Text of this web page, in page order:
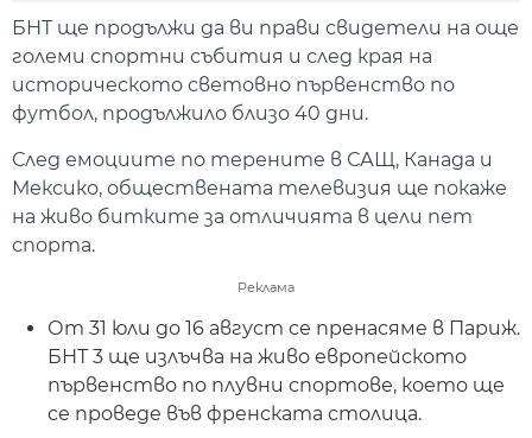
БНТ ще продължи да ви прави свидетели на още
големи спортни събития и след края на
историческото световно първенство по
футбол, продължило близо 40 дни.
След емоциите по терените в САЩ, Канада и
Мексико, обществената телевизия ще покаже
на живо битките за отличията в цели пет
спорта.
Реклама
От 31 юли до 16 август се пренасяме в Париж.
БНТ 3 ще излъчва на живо европейското
първенство по плувни спортове, което ще
се проведе във френската столица.